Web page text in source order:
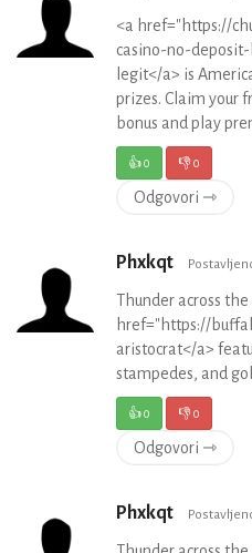
<a href="https://
casino-no-
legit</a> is
prizes. Claim your
bonus and play
👍0 👎0
Odgovori ⇾
Phxkqt
Thunder across
href="https://
aristocrat</a>
stampedes, and
👍0 👎0
Odgovori ⇾
Phxkqt